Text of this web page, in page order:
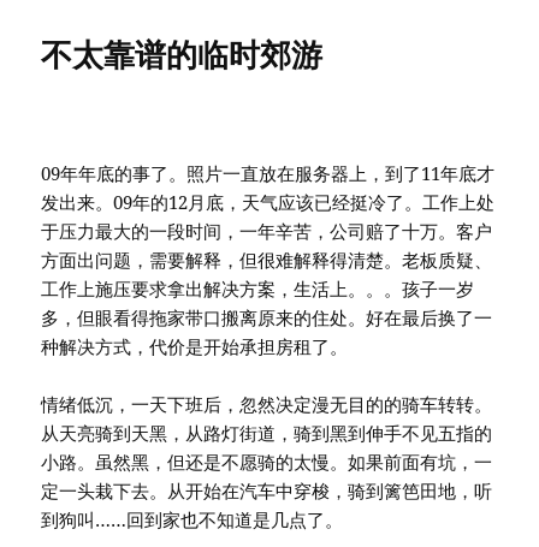
不太靠谱的临时郊游
09年年底的事了。照片一直放在服务器上，到了11年底才
发出来。09年的12月底，天气应该已经挺冷了。工作上处
于压力最大的一段时间，一年辛苦，公司赔了十万。客户
方面出问题，需要解释，但很难解释得清楚。老板质疑、
工作上施压要求拿出解决方案，生活上。。。孩子一岁
多，但眼看得拖家带口搬离原来的住处。好在最后换了一
种解决方式，代价是开始承担房租了。
情绪低沉，一天下班后，忽然决定漫无目的的骑车转转。
从天亮骑到天黑，从路灯街道，骑到黑到伸手不见五指的
小路。虽然黑，但还是不愿骑的太慢。如果前面有坑，一
定一头栽下去。从开始在汽车中穿梭，骑到篱笆田地，听
到狗叫……回到家也不知道是几点了。